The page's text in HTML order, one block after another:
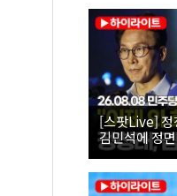
[스팟Live] 정
김민석에 정
당대표·최고